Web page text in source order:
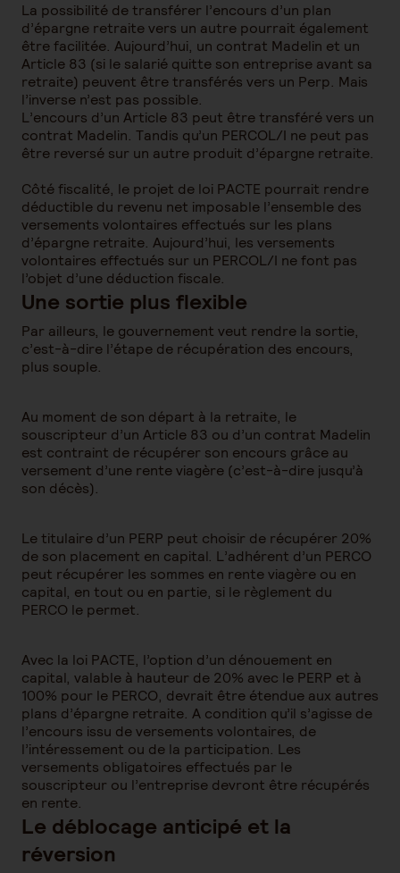
La possibilité de transférer l’encours d’un plan
d’épargne retraite vers un autre pourrait également
être facilitée. Aujourd’hui, un contrat Madelin et un
Article 83 (si le salarié quitte son entreprise avant sa
retraite) peuvent être transférés vers un Perp. Mais
l’inverse n’est pas possible.
L’encours d’un Article 83 peut être transféré vers un
contrat Madelin. Tandis qu’un PERCOL/I ne peut pas
être reversé sur un autre produit d’épargne retraite.
Côté fiscalité, le projet de loi PACTE pourrait rendre
déductible du revenu net imposable l’ensemble des
versements volontaires effectués sur les plans
d’épargne retraite. Aujourd’hui, les versements
volontaires effectués sur un PERCOL/I ne font pas
l’objet d’une déduction fiscale.
Une sortie plus flexible
Par ailleurs, le gouvernement veut rendre la sortie,
c’est-à-dire l’étape de récupération des encours,
plus souple.
Au moment de son départ à la retraite, le
souscripteur d’un Article 83 ou d’un contrat Madelin
est contraint de récupérer son encours grâce au
versement d’une rente viagère (c’est-à-dire jusqu’à
son décès).
Le titulaire d’un PERP peut choisir de récupérer 20%
de son placement en capital. L’adhérent d’un PERCO
peut récupérer les sommes en rente viagère ou en
capital, en tout ou en partie, si le règlement du
PERCO le permet.
Avec la loi PACTE, l’option d’un dénouement en
capital, valable à hauteur de 20% avec le PERP et à
100% pour le PERCO, devrait être étendue aux autres
plans d’épargne retraite. A condition qu’il s’agisse de
l’encours issu de versements volontaires, de
l’intéressement ou de la participation. Les
versements obligatoires effectués par le
souscripteur ou l’entreprise devront être récupérés
en rente.
Le déblocage anticipé et la
réversion